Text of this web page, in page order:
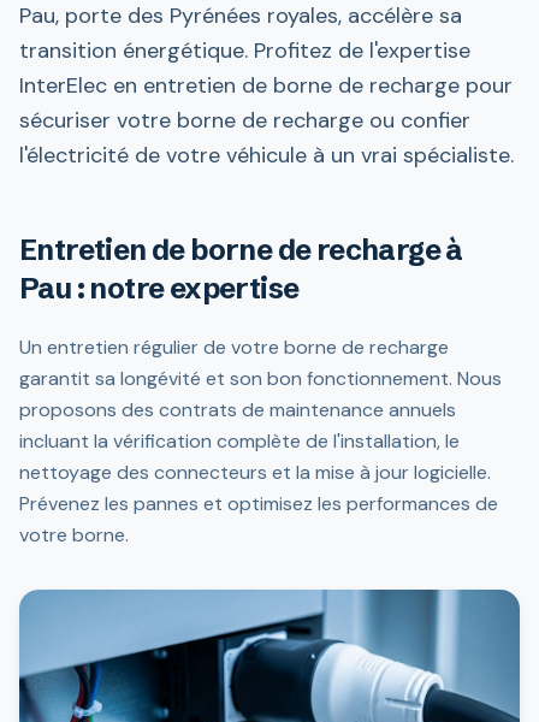
Pau, porte des Pyrénées royales, accélère sa
transition énergétique. Profitez de l'expertise
InterElec en entretien de borne de recharge pour
sécuriser votre borne de recharge ou confier
l'électricité de votre véhicule à un vrai spécialiste.
Entretien de borne de recharge à
Pau : notre expertise
Un entretien régulier de votre borne de recharge
garantit sa longévité et son bon fonctionnement. Nous
proposons des contrats de maintenance annuels
incluant la vérification complète de l'installation, le
nettoyage des connecteurs et la mise à jour logicielle.
Prévenez les pannes et optimisez les performances de
votre borne.